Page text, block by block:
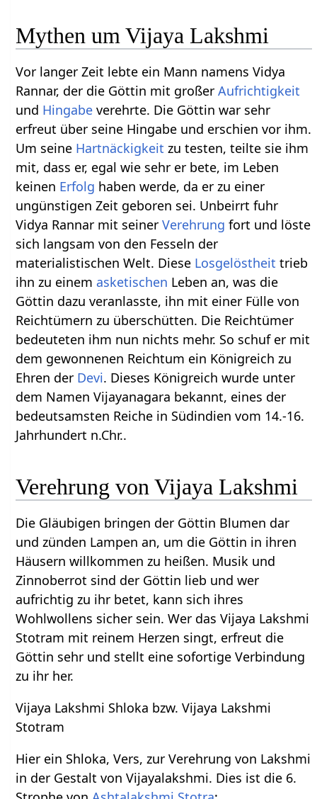
Mythen um Vijaya Lakshmi
Vor langer Zeit lebte ein Mann namens Vidya
Rannar, der die Göttin mit großerAufrichtigkeit
und Hingabe verehrte. Die Göttin war sehr
erfreut über seine Hingabe und erschien vor ihm.
Um seine Hartnäckigkeit zu testen, teilte sie ihm
mit, dass er, egal wie sehr er bete, im Leben
keinen Erfolg haben werde, da er zu einer
ungünstigen Zeit geboren sei. Unbeirrt fuhr
Vidya Rannar mit seinerVerehrung fort und löste
sich langsam von den Fesseln der
materialistischen Welt. Diese Losgelöstheit trieb
ihn zu einem asketischen Leben an, was die
Göttin dazu veranlasste, ihn mit einer Fülle von
Reichtümern zu überschütten. Die Reichtümer
bedeuteten ihm nun nichts mehr. So schuf er mit
dem gewonnenen Reichtum ein Königreich zu
Ehren der Devi. Dieses Königreich wurde unter
dem Namen Vijayanagara bekannt, eines der
bedeutsamsten Reiche in Südindien vom 14.-16.
Jahrhundert n.Chr..
Verehrung von Vijaya Lakshmi
Die Gläubigen bringen der Göttin Blumen dar
und zünden Lampen an, um die Göttin in ihren
Häusern willkommen zu heißen. Musik und
Zinnoberrot sind der Göttin lieb und wer
aufrichtig zu ihr betet, kann sich ihres
Wohlwollens sicher sein. Wer das Vijaya Lakshmi
Stotram mit reinem Herzen singt, erfreut die
Göttin sehr und stellt eine sofortige Verbindung
zu ihr her.
Vijaya Lakshmi Shloka bzw. Vijaya Lakshmi
Stotram
Hier ein Shloka, Vers, zur Verehrung von Lakshmi
in der Gestalt von Vijayalakshmi. Dies ist die 6.